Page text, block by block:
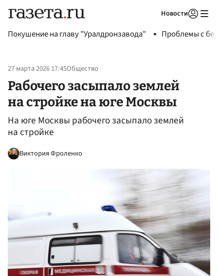
Новости
Покушение на главу "Уралдронзавода" Проблемы с
27 марта 2026 17:45Общество
Рабочего засыпало землей
на стройке на юге Москвы
На юге Москвы рабочего засыпало землей
на стройке
Виктория Фроленко